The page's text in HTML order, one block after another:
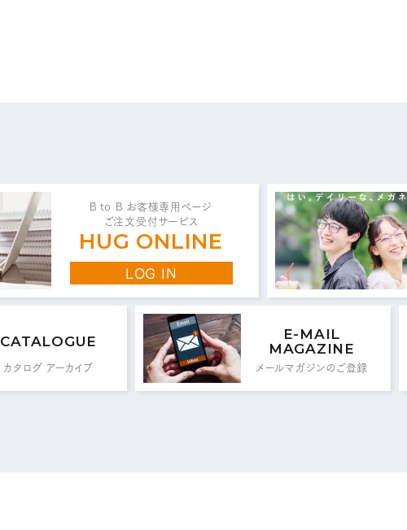
代表 / 営業・企画・総務・経理
TEL：0776-89-1370 FAX：0776-89-1375
商品センター直通
TEL：0776-87-0890 FAX：0776-87-0891
B to B お客様専用ページ
ご注文受付サービス
HUG ONLINE
LOG IN
CATALOGUE
カタログ アーカイブ
E-MAIL
MAGAZINE
メールマガジンのご登録